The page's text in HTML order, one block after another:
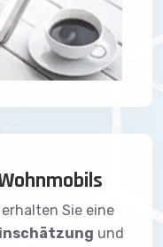
erhalten Sie eine
und